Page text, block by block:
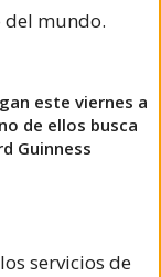
del mundo.
este viernes a
de ellos busca
Guinness
servicios de